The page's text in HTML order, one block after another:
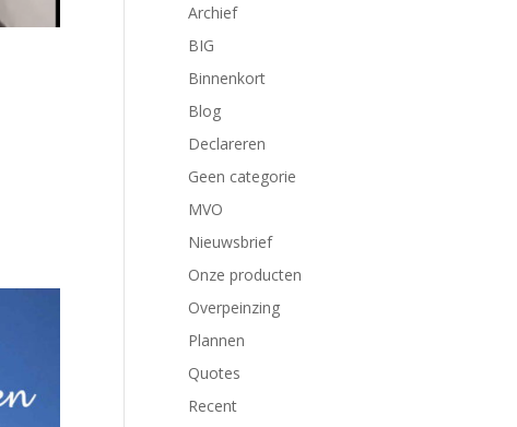
Archief
BIG
Binnenkort
Blog
Declareren
Geen categorie
MVO
Nieuwsbrief
Onze producten
Overpeinzing
Plannen
Quotes
Recent